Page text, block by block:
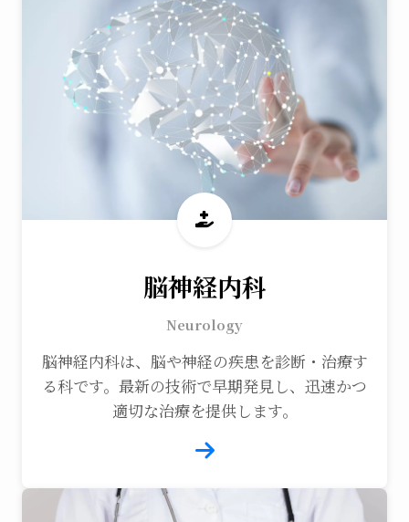
脳神経内科
Neurology
脳神経内科は、脳や神経の疾患を診断・治療す
る科です。最新の技術で早期発見し、迅速かつ
適切な治療を提供します。